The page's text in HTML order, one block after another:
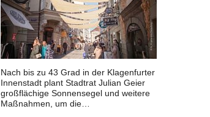
Nach bis zu 43 Grad in der Klagenfurter
Innenstadt plant Stadtrat Julian Geier
großflächige Sonnensegel und weitere
Maßnahmen, um die…